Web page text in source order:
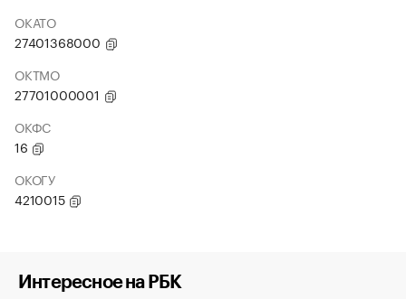
ОКАТО
27401368000
ОКТМО
27701000001
ОКФС
16
ОКОГУ
4210015
Интересное на РБК